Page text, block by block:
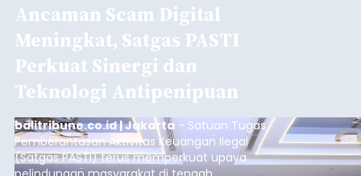
Ancaman Scam Digital
Meningkat, Satgas PASTI
Perkuat Sinergi dan
Teknologi Antipenipuan
balitribune.co.id | Jakarta - Satuan Tugas
Pemberantasan Aktivitas Keuangan Ilegal
(Satgas PASTI) terus memperkuat upaya